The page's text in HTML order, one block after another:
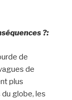
?:
de
de
plus
globe, les